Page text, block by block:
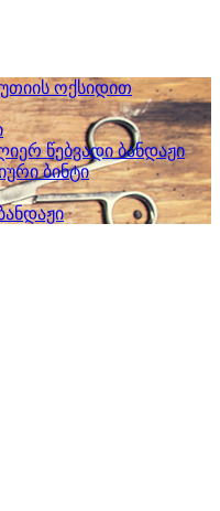
ოქსიდით
წებვადი ბანდაჟი
ბინტი